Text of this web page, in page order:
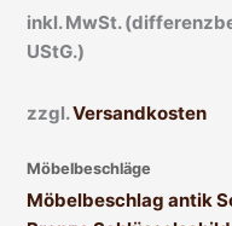
inkl. MwSt.
UStG.)
zzgl.Versandkosten
Möbelbeschläge
Möbelbeschlag antik